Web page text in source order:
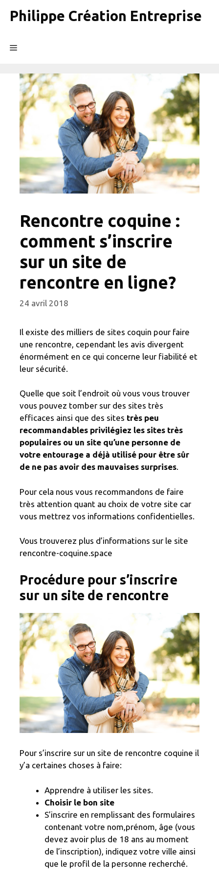
Philippe Création Entreprise
Menu
Rencontre coquine :
comment s’inscrire
sur un site de
rencontre en ligne?
24 avril 2018
Il existe des milliers de sites coquin pour faire
une rencontre, cependant les avis divergent
énormément en ce qui concerne leur fiabilité et
leur sécurité.
Quelle que soit l’endroit où vous vous trouver
vous pouvez tomber sur des sites très
efficaces ainsi que des sites très peu
recommandables privilégiez les sites très
populaires ou un site qu’une personne de
votre entourage a déjà utilisé pour être sûr
de ne pas avoir des mauvaises surprises.
Pour cela nous vous recommandons de faire
très attention quant au choix de votre site car
vous mettrez vos informations confidentielles.
Vous trouverez plus d’informations sur le site
rencontre-coquine.space
Procédure pour s’inscrire
sur un site de rencontre
Pour s’inscrire sur un site de rencontre coquine il
y’a certaines choses à faire:
Apprendre à utiliser les sites.
Choisir le bon site
S’inscrire en remplissant des formulaires
contenant votre nom,prénom, âge (vous
devez avoir plus de 18 ans au moment
de l’inscription), indiquez votre ville ainsi
que le profil de la personne recherché.